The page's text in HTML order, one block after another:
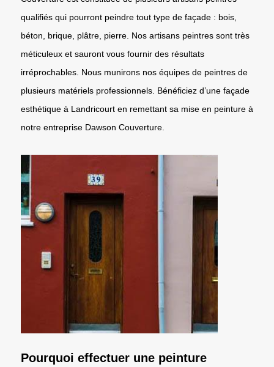
qualifiés qui pourront peindre tout type de façade : bois,
béton, brique, plâtre, pierre. Nos artisans peintres sont très
méticuleux et sauront vous fournir des résultats
irréprochables. Nous munirons nos équipes de peintres de
plusieurs matériels professionnels. Bénéficiez d’une façade
esthétique à Landricourt en remettant sa mise en peinture à
notre entreprise Dawson Couverture.
Pourquoi effectuer une peinture